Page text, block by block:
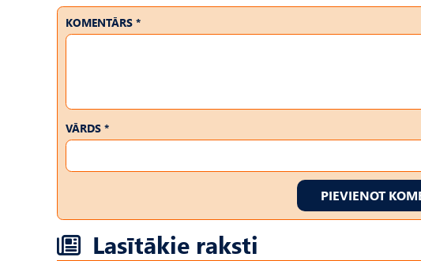
KOMENTĀRS *
VĀRDS *
PIEVIENOT
Lasītākie raksti